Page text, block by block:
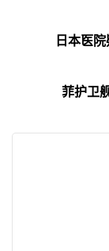
日本医
菲护卫